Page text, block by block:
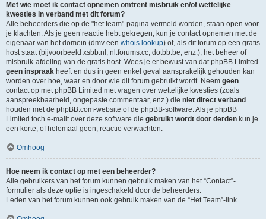
Met wie moet ik contact opnemen omtrent misbruik en/of wettelijke
kwesties in verband met dit forum?
Alle beheerders die op de "het team"-pagina vermeld worden, staan open voor
je klachten. Als je geen reactie hebt gekregen, kun je contact opnemen met de
eigenaar van het domein (dmv een whois lookup) of, als dit forum op een gratis
host staat (bijvoorbeeld xsbb.nl, nl.forums.cc, dotbb.be, enz.), het beheer of
misbruik-afdeling van de gratis host. Wees je er bewust van dat phpBB Limited
geen inspraak heeft en dus in geen enkel geval aansprakelijk gehouden kan
worden over hoe, waar en door wie dit forum gebruikt wordt. Neem geen
contact op met phpBB Limited met vragen over wettelijke kwesties (zoals
aanspreekbaarheid, ongepaste commentaar, enz.) die niet direct verband
houden met de phpBB.com-website of de phpBB-software. Als je phpBB
Limited toch e-mailt over deze software die gebruikt wordt door derden kun je
een korte, of helemaal geen, reactie verwachten.
Omhoog
Hoe neem ik contact op met een beheerder?
Alle gebruikers van het forum kunnen gebruik maken van het “Contact”-
formulier als deze optie is ingeschakeld door de beheerders.
Leden van het forum kunnen ook gebruik maken van de “Het Team”-link.